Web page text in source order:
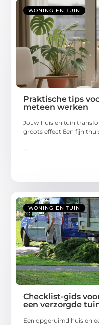
WONING EN TUIN
Praktische tips
meteen werken
Jouw huis en tuin
groots effect Een fijn
WONING EN TUIN
Checklist-gids
een verzorgde
Een opgeruimd huis en